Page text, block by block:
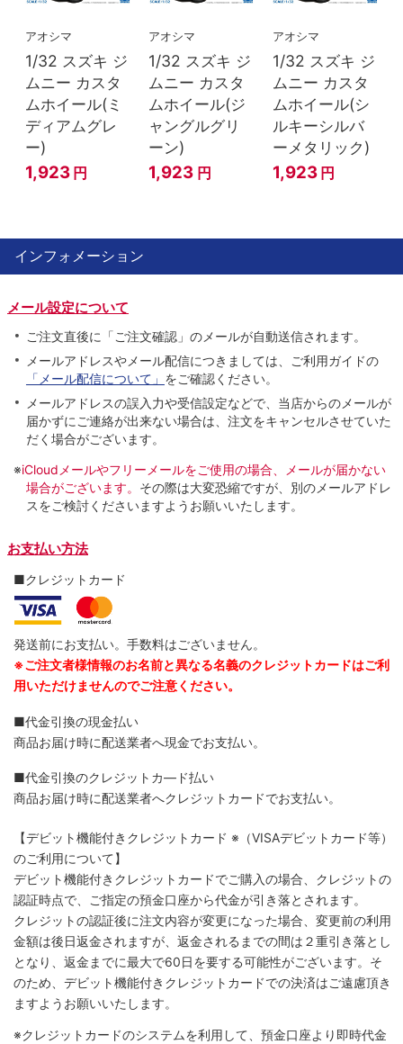
アオシマ
1/32 スズキ ジ
ムニー カスタ
ムホイール(ミ
ディアムグレ
ー)
1,923 円
アオシマ
1/32 スズキ ジ
ムニー カスタ
ムホイール(ジ
ャングルグリ
ーン)
1,923 円
アオシマ
1/32 スズキ ジ
ムニー カスタ
ムホイール(シ
ルキーシルバ
ーメタリック)
1,923 円
インフォメーション
メール設定について
ご注文直後に「ご注文確認」のメールが自動送信されます。
メールアドレスやメール配信につきましては、ご利用ガイドの
「メール配信について」 をご確認ください。
メールアドレスの誤入力や受信設定などで、当店からのメールが
届かずにご連絡が出来ない場合は、注文をキャンセルさせていた
だく場合がございます。
※iCloudメールやフリーメールをご使用の場合、メールが届かない
場合がございます。 その際は大変恐縮ですが、別のメールアドレ
スをご検討くださいますようお願いいたします。
お支払い方法
■クレジットカード
発送前にお支払い。手数料はございません。
※ご注文者様情報のお名前と異なる名義のクレジットカードはご利
用いただけませんのでご注意ください。
■代金引換の現金払い
商品お届け時に配送業者へ現金でお支払い。
■代金引換のクレジットカ―ド払い
商品お届け時に配送業者へクレジットカードでお支払い。
【デビット機能付きクレジットカード ※（VISAデビットカード等）
のご利用について】
デビット機能付きクレジットカードでご購入の場合、クレジットの
認証時点で、ご指定の預金口座から代金が引き落とされます。
クレジットの認証後に注文内容が変更になった場合、変更前の利用
金額は後日返金されますが、返金されるまでの間は２重引き落とし
となり、返金までに最大で60日を要する可能性がございます。そ
のため、デビット機能付きクレジットカードでの決済はご遠慮頂き
ますようお願いいたします。
※クレジットカードのシステムを利用して、預金口座より即時代金